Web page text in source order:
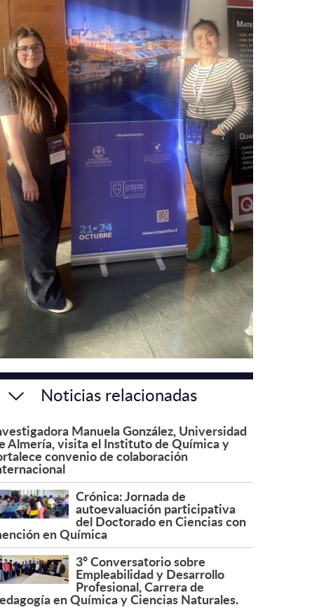
Noticias relacionadas
Manuela González, Universidad
Almería, visita el Instituto de Química y
convenio de colaboración
Crónica: Jornada de
autoevaluación participativa
del Doctorado en Ciencias con
en Química
3º Conversatorio sobre
Empleabilidad y Desarrollo
Profesional, Carrera de
en Química y Ciencias Naturales.